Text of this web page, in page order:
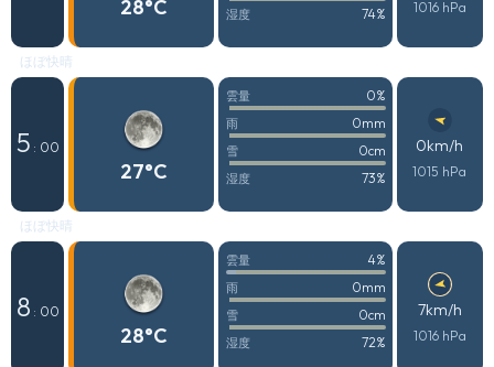
28°C 湿度 74% 1016 hPa
ほぼ快晴
5 : 00
27°C
雲量 0%
雨 0mm
雪 0cm
湿度 73%
0km/h
1015 hPa
ほぼ快晴
8 : 00
28°C
雲量 4%
雨 0mm
雪 0cm
湿度 72%
7km/h
1016 hPa